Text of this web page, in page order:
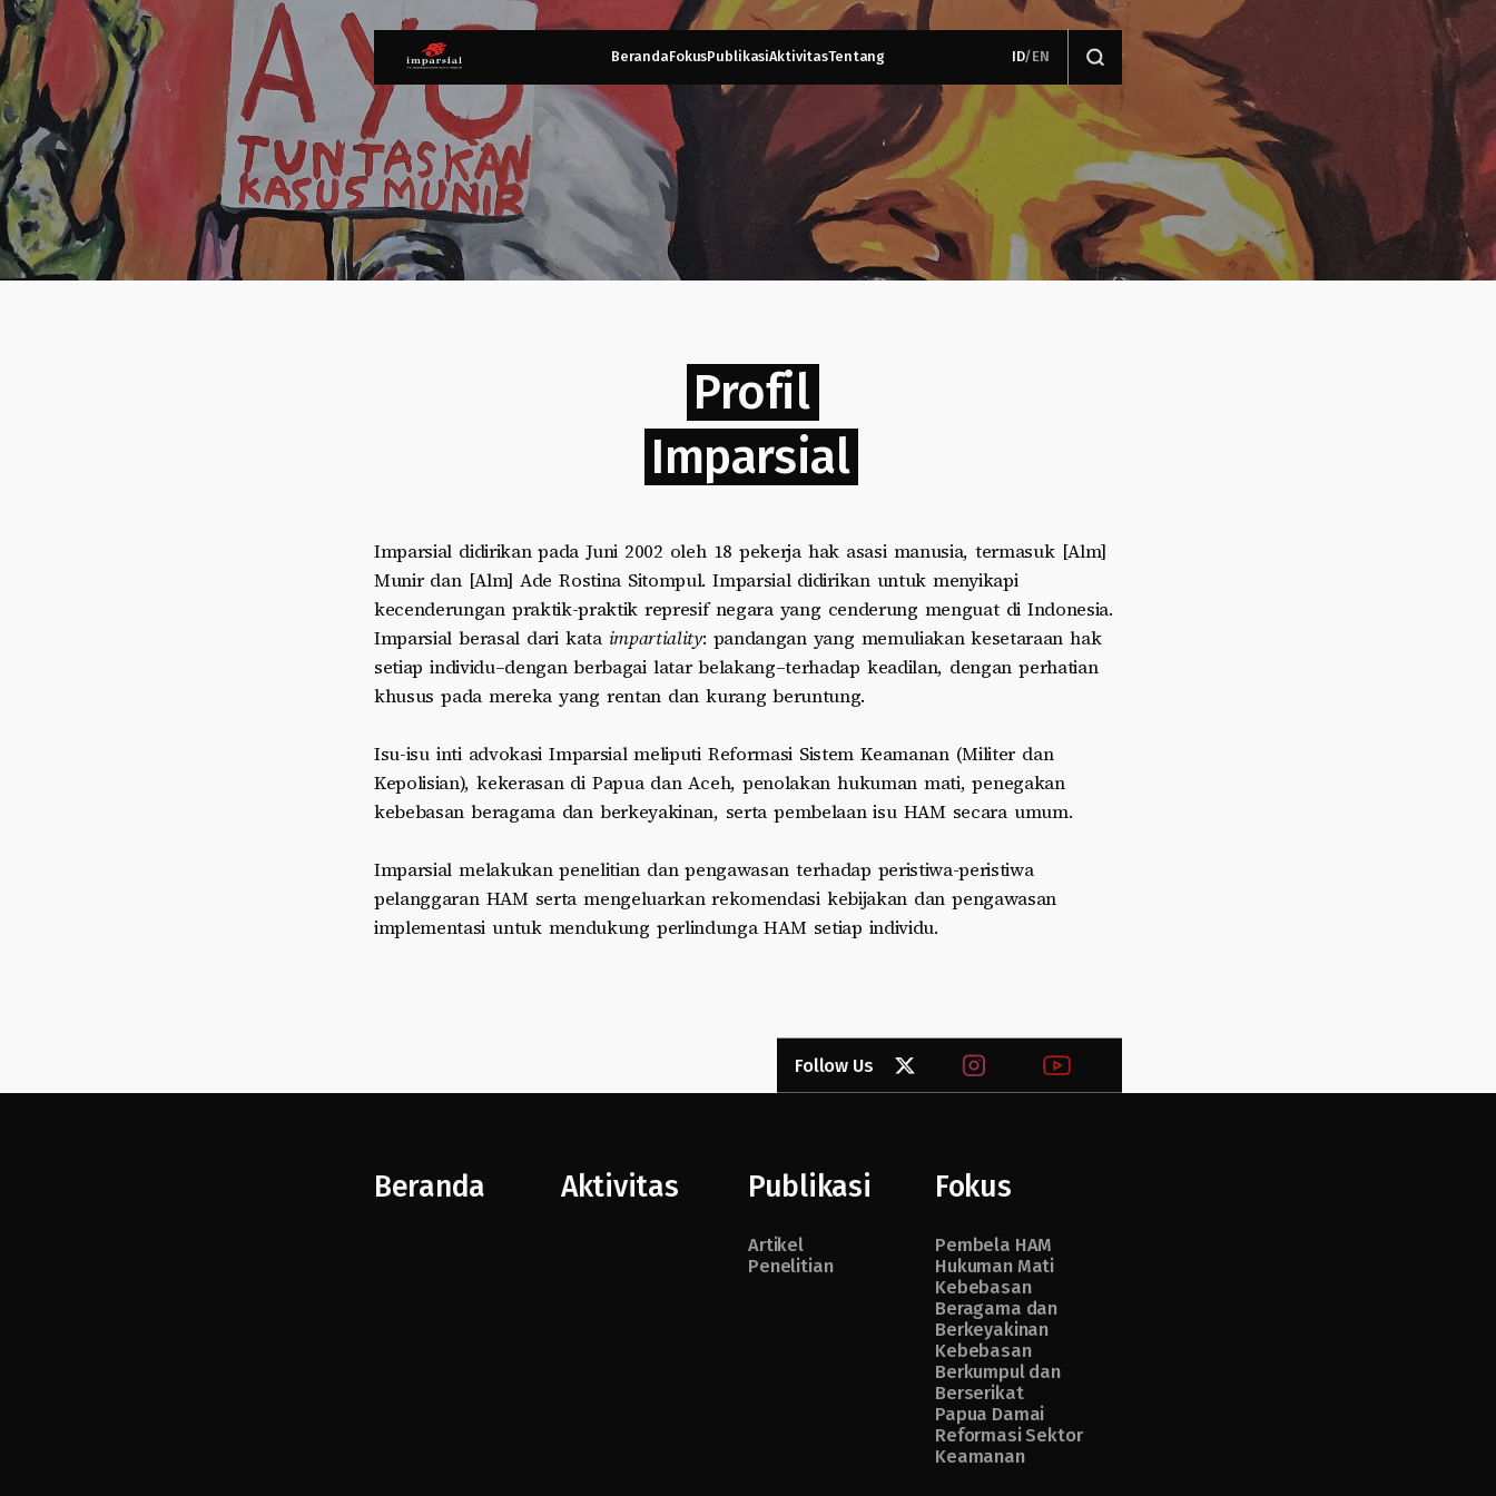
BerandaFokusPublikasiAktivitasTentang ID/EN
Profil
Imparsial
Imparsial didirikan pada Juni 2002 oleh 18 pekerja hak asasi manusia, termasuk [Alm]
Munir dan [Alm] Ade Rostina Sitompul. Imparsial didirikan untuk menyikapi
kecenderungan praktik-praktik represif negara yang cenderung menguat di Indonesia.
Imparsial berasal dari kata impartiality: pandangan yang memuliakan kesetaraan hak
setiap individu–dengan berbagai latar belakang–terhadap keadilan, dengan perhatian
khusus pada mereka yang rentan dan kurang beruntung.
Isu-isu inti advokasi Imparsial meliputi Reformasi Sistem Keamanan (Militer dan
Kepolisian), kekerasan di Papua dan Aceh, penolakan hukuman mati, penegakan
kebebasan beragama dan berkeyakinan, serta pembelaan isu HAM secara umum.
Imparsial melakukan penelitian dan pengawasan terhadap peristiwa-peristiwa
pelanggaran HAM serta mengeluarkan rekomendasi kebijakan dan pengawasan
implementasi untuk mendukung perlindunga HAM setiap individu.
Beranda Aktivitas Publikasi
Artikel
Penelitian
Fokus
Pembela HAM
Hukuman Mati
Kebebasan
Beragama dan
Berkeyakinan
Kebebasan
Berkumpul dan
Berserikat
Papua Damai
Reformasi Sektor
Keamanan
Follow Us